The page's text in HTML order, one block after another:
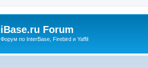
iBase.ru Forum
Форум по InterBase, Firebird и Yaffil